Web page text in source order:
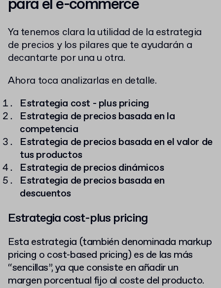
para el e-commerce
Ya tenemos clara la utilidad de la estrategia
de precios y los pilares que te ayudarán a
decantarte por una u otra.
Ahora toca analizarlas en detalle.
Estrategia cost - plus pricing
Estrategia de precios basada en la
competencia
Estrategia de precios basada en el valor de
tus productos
Estrategia de precios dinámicos
Estrategia de precios basada en
descuentos
Estrategia cost-plus pricing
Esta estrategia (también denominada markup
pricing o cost-based pricing) es de las más
“sencillas”, ya que consiste en añadir un
margen porcentual fijo al coste del producto.